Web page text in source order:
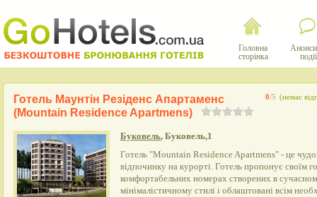
Головна
сторінка
події
0/5 (немає
Готель Маунтін Резіденс Апартаменс
(Mountain Residence Apartmens)
Буковель, Буковель,1
Готель "Mountain Residence Apartmens" - це
відпочинку на курорті. Готель пропонує своїм
комфортабельних номерах створених в
мінімалістичному стилі і облаштовані всім